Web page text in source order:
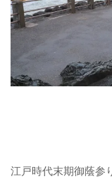
江戸時代末期御蔭参